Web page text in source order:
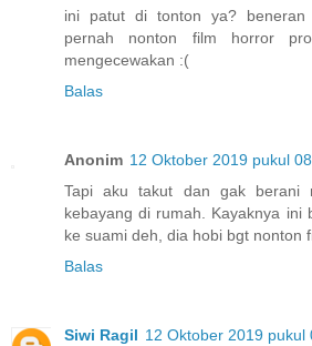
ini patut di tonton ya?
pernah nonton film horror
mengecewakan :(
Balas
Anonim 12 Oktober 2019 pukul
Tapi aku takut dan gak berani
kebayang di rumah. Kayaknya ini
ke suami deh, dia hobi bgt nonton
Balas
Siwi Ragil 12 Oktober 2019 pukul